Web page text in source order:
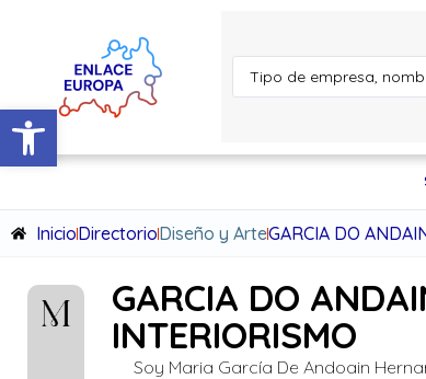
Abrir barra de herramientas
InicioDirectorioDiseño y ArteGARCIA DO
GARCIA DO
INTERIORISMO
Soy Maria García De Andoain